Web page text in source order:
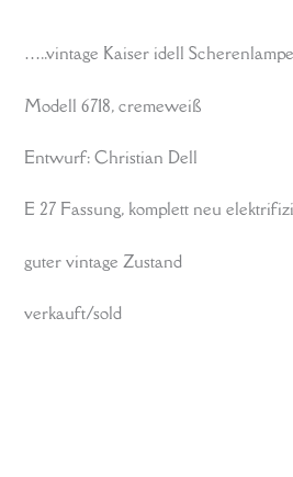
…..vintage Kaiser idell
Modell 6718, cremeweiß
Entwurf: Christian Dell
E 27 Fassung, komplett neu
guter vintage Zustand
verkauft/sold